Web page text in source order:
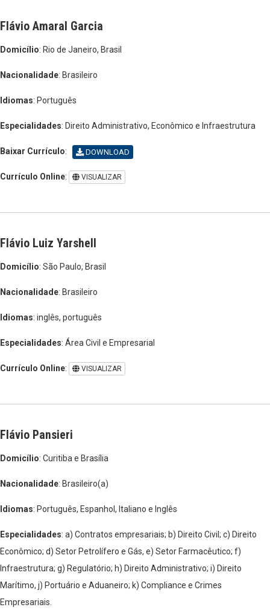
Flávio Amaral Garcia
Domicílio: Rio de Janeiro, Brasil
Nacionalidade: Brasileiro
Idiomas: Português
Especialidades: Direito Administrativo, Econômico e Infraestrutura
Baixar Currículo: DOWNLOAD
Currículo Online: VISUALIZAR
Flávio Luiz Yarshell
Domicílio: São Paulo, Brasil
Nacionalidade: Brasileiro
Idiomas: inglês, português
Especialidades: Área Civil e Empresarial
Currículo Online: VISUALIZAR
Flávio Pansieri
Domicílio: Curitiba e Brasília
Nacionalidade: Brasileiro(a)
Idiomas: Português, Espanhol, Italiano e Inglês
Especialidades: a) Contratos empresariais; b) Direito Civil; c) Direito
Econômico; d) Setor Petrolífero e Gás, e) Setor Farmacêutico; f)
Infraestrutura; g) Regulatório; h) Direito Administrativo; i) Direito
Marítimo, j) Portuário e Aduaneiro; k) Compliance e Crimes
Empresariais.